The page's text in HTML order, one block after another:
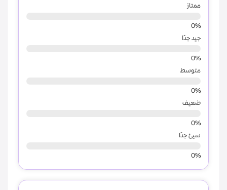
ممتاز
جيد جدًا
متوسط
ضعيف
سيئ جدًا